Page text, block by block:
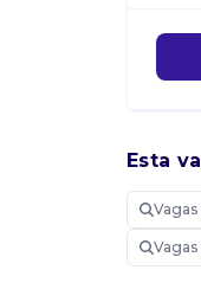
Esta